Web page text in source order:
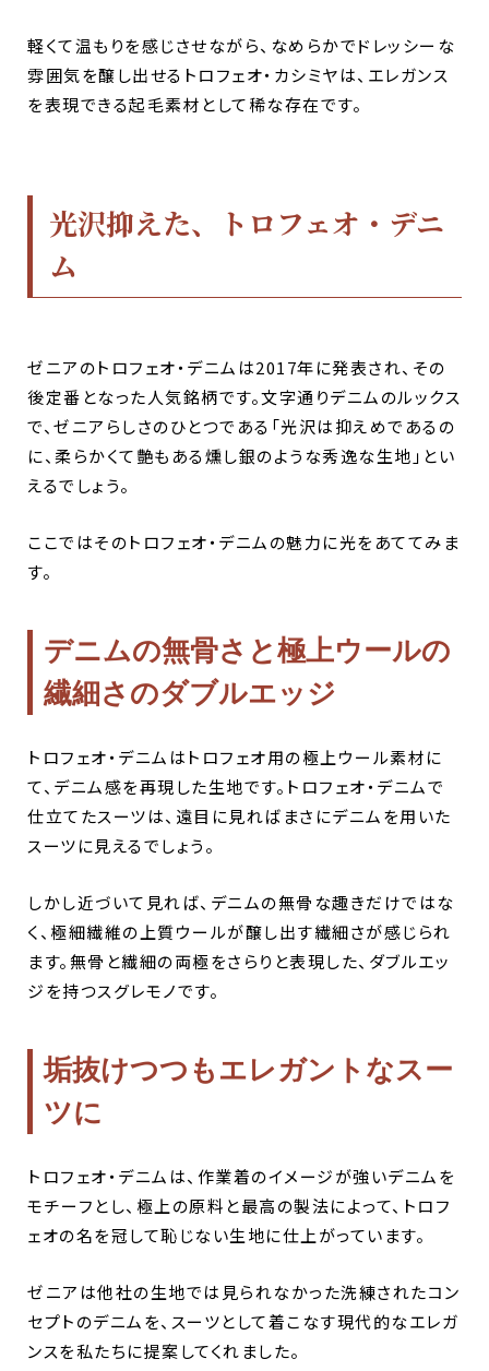
軽くて温もりを感じさせながら、なめらかでドレッシーな
雰囲気を醸し出せるトロフェオ・カシミヤは、エレガンス
を表現できる起毛素材として稀な存在です。
光沢抑えた、トロフェオ・デニ
ム
ゼニアのトロフェオ・デニムは2017年に発表され、その
後定番となった人気銘柄です。文字通りデニムのルックス
で、ゼニアらしさのひとつである「光沢は抑えめであるの
に、柔らかくて艶もある燻し銀のような秀逸な生地」とい
えるでしょう。
ここではそのトロフェオ・デニムの魅力に光をあててみま
す。
デニムの無骨さと極上ウールの
繊細さのダブルエッジ
トロフェオ・デニムはトロフェオ用の極上ウール素材に
て、デニム感を再現した生地です。トロフェオ・デニムで
仕立てたスーツは、遠目に見ればまさにデニムを用いた
スーツに見えるでしょう。
しかし近づいて見れば、デニムの無骨な趣きだけではな
く、極細繊維の上質ウールが醸し出す繊細さが感じられ
ます。無骨と繊細の両極をさらりと表現した、ダブルエッ
ジを持つスグレモノです。
垢抜けつつもエレガントなスー
ツに
トロフェオ・デニムは、作業着のイメージが強いデニムを
モチーフとし、極上の原料と最高の製法によって、トロフ
ェオの名を冠して恥じない生地に仕上がっています。
ゼニアは他社の生地では見られなかった洗練されたコン
セプトのデニムを、スーツとして着こなす現代的なエレガ
ンスを私たちに提案してくれました。